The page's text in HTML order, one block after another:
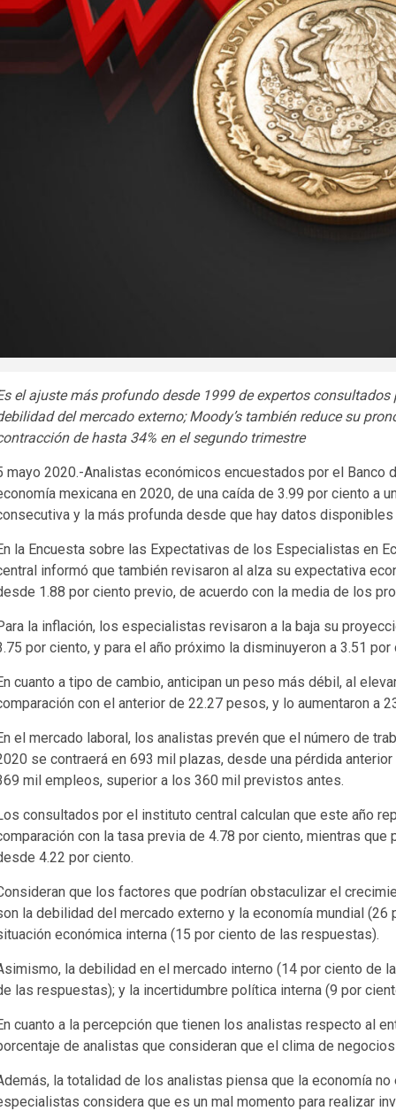
el ajuste más profundo desde 1999 de expertos
del mercado externo; Moody’s también reduce su
de hasta 34% en el segundo trimestre
mayo 2020.-Analistas económicos encuestados por el Banco
mexicana en 2020, de una caída de 3.99 por ciento a
y la más profunda desde que hay datos
la Encuesta sobre las Expectativas de los Especialistas en
informó que también revisaron al alza su expectativa
1.88 por ciento previo, de acuerdo con la media de los
la inflación, los especialistas revisaron a la baja su
por ciento, y para el año próximo la disminuyeron a 3.51
cuanto a tipo de cambio, anticipan un peso más débil, al
con el anterior de 22.27 pesos, y lo aumentaron a
el mercado laboral, los analistas prevén que el número de
se contraerá en 693 mil plazas, desde una pérdida
mil empleos, superior a los 360 mil previstos antes.
consultados por el instituto central calculan que este año
con la tasa previa de 4.78 por ciento, mientras
4.22 por ciento.
que los factores que podrían obstaculizar el
la debilidad del mercado externo y la economía mundial
económica interna (15 por ciento de las respuestas).
la debilidad en el mercado interno (14 por ciento de
las respuestas); y la incertidumbre política interna (9 por
cuanto a la percepción que tienen los analistas respecto al
de analistas que consideran que el clima de
la totalidad de los analistas piensa que la economía
considera que es un mal momento para realizar